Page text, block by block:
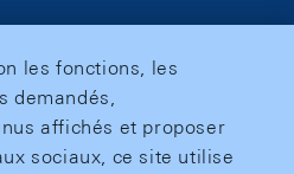
les fonctions, les
demandés,
affichés et proposer
sociaux, ce site utilise